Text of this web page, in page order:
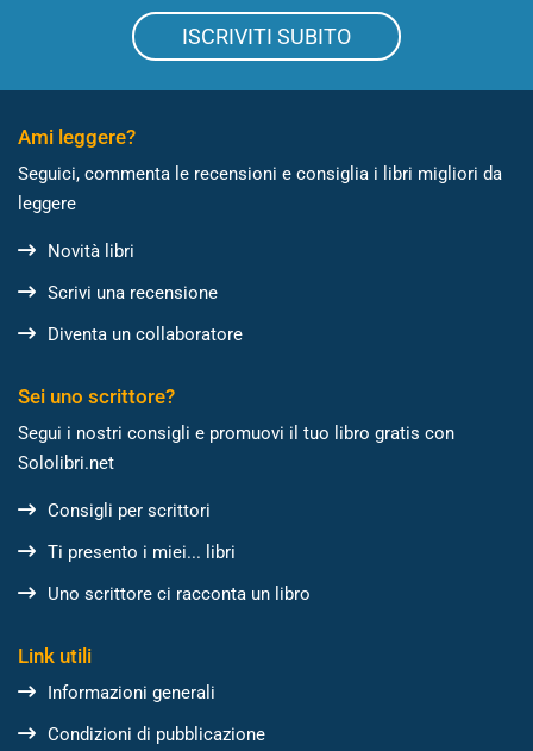
ISCRIVITI SUBITO
Ami leggere?
Seguici, commenta le recensioni e consiglia i libri migliori da
leggere
Novità libri
Scrivi una recensione
Diventa un collaboratore
Sei uno scrittore?
Segui i nostri consigli e promuovi il tuo libro gratis con
Sololibri.net
Consigli per scrittori
Ti presento i miei... libri
Uno scrittore ci racconta un libro
Link utili
Informazioni generali
Condizioni di pubblicazione